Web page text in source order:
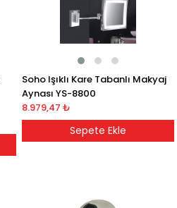
Soho Işıklı Kare Tabanlı Makyaj
Aynası YS-8800
8.979,47 ₺
Sepete Ekle